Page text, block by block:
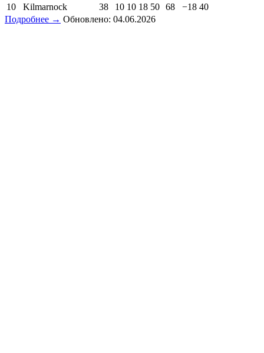
10
Kilmarnock 38 10 10 18 50 68 −18 40
Подробнее → Обновлено: 04.06.2026